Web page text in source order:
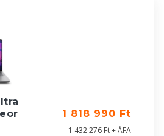
1 818 990 Ft
1 432 276 Ft + ÁFA